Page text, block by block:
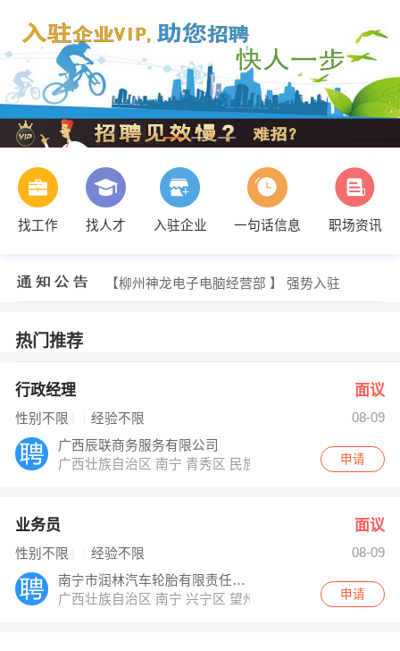
找工作 找人才 入驻企业 一句话信息 职场资讯
【柳州神龙电子电脑经营部 】 强势入驻
黄小姐 发布 [人事专员 ] 招聘信息
李女士 发布 [技术员 ] 招聘信息
【柳州神龙电子电脑经营部 】 强势入驻
热门推荐
行政经理 面议
性别不限 经验不限
08-09
广西辰联商务服务有限公司
广西壮族自治区 南宁 青秀区 民族大道166号阳光100上
申请
业务员 面议
性别不限 经验不限
08-09
南宁市润林汽车轮胎有限责任公司
广西壮族自治区 南宁 兴宁区 望州路249号21-24号优科
申请